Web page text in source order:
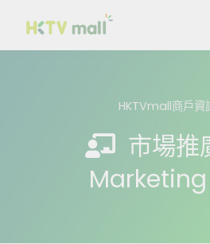
數碼引流合
註冊
登入
HKTVmall商戶資
市場推